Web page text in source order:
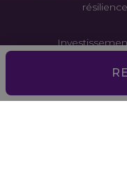
Actions pour
touristiques. Projet